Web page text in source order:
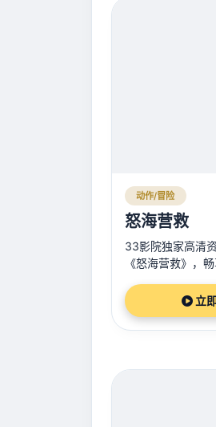
动作/冒险
怒海营救
33影院独家高清
《怒海营救》，畅
立